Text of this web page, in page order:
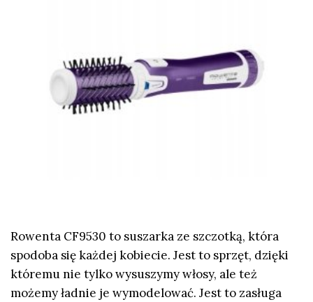
Rowenta CF9530 to suszarka ze szczotką, która
spodoba się każdej kobiecie. Jest to sprzęt, dzięki
któremu nie tylko wysuszymy włosy, ale też
możemy ładnie je wymodelować. Jest to zasługa